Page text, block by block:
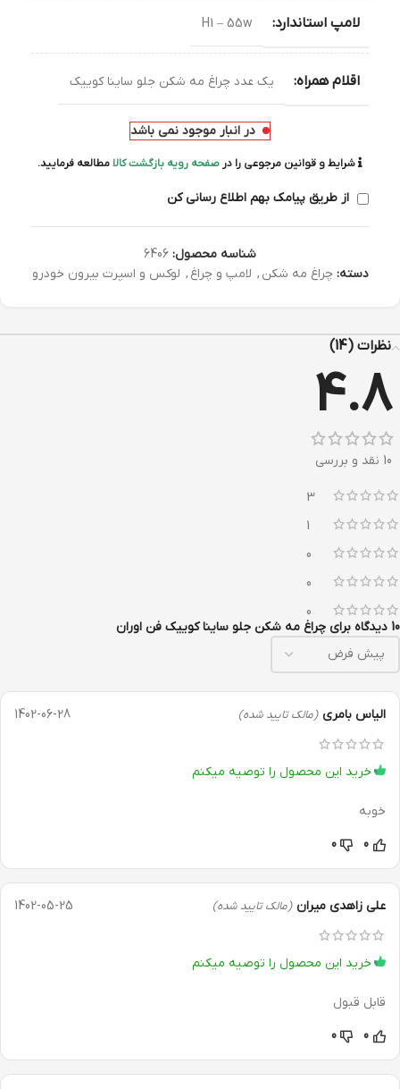
لامپ استاندارد: H1 – 55w
اقلام همراه: یک عدد چراغ مه شکن جلو ساینا کوییک
در انبار موجود نمی باشد
شرایط و قوانین مرجوعی را درصفحه رویه بازگشت کالامطالعه فرمایید.
از طریق پیامک بهم اطلاع رسانی کن
شناسه محصول: 6406
دسته: چراغ مه شکن , لامپ و چراغ , لوکس و اسپرت بیرون خودرو
نظرات (14)
4.8
10 نقد و بررسی
3
1
0
0
0
10 دیدگاه برای
چراغ مه شکن جلو ساینا کوییک فن اوران
الیاس بامری (مالک تایید شده) 1402-06-28
خرید این محصول را توصیه میکنم
خوبه
0
0
علی زاهدی میران (مالک تایید شده) 1402-05-25
خرید این محصول را توصیه میکنم
قابل قبول
0
0